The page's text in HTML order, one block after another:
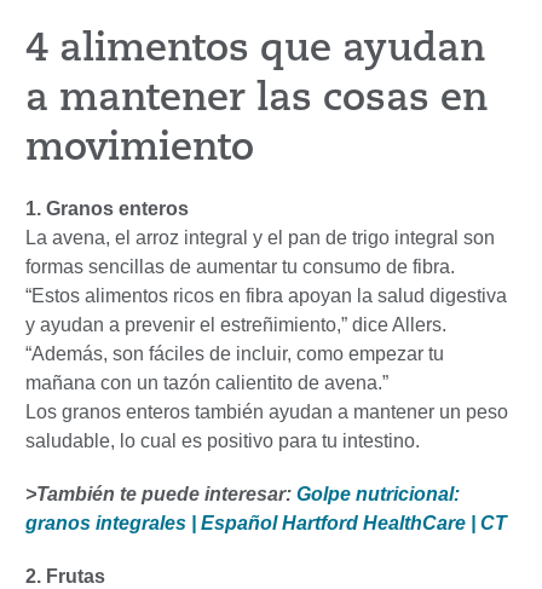
4 alimentos que ayudan
a mantener las cosas en
movimiento
1. Granos enteros
La avena, el arroz integral y el pan de trigo integral son
formas sencillas de aumentar tu consumo de fibra.
“Estos alimentos ricos en fibra apoyan la salud digestiva
y ayudan a prevenir el estreñimiento,” dice Allers.
“Además, son fáciles de incluir, como empezar tu
mañana con un tazón calientito de avena.”
Los granos enteros también ayudan a mantener un peso
saludable, lo cual es positivo para tu intestino.
>También te puede interesar: Golpe nutricional:
granos integrales | Español Hartford HealthCare | CT
2. Frutas